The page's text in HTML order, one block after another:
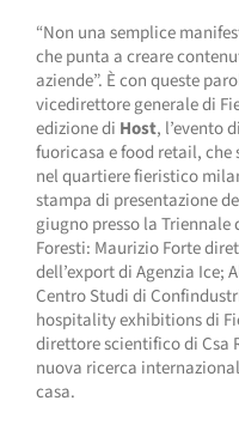
“Non una semplice
che punta a creare
aziende”. È con queste
vicedirettore generale di
edizione di Host, l’evento
fuoricasa e food retail, che
nel quartiere fieristico
stampa di presentazione
giugno presso la
Foresti: Maurizio Forte
dell’export di Agenzia Ice;
Centro Studi di
hospitality exhibitions di
direttore scientifico di Csa
nuova ricerca
casa.